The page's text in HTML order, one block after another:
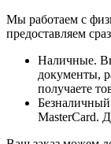
Мы работаем с
предоставляем
Наличные.
документы,
получаете
MasterCard.